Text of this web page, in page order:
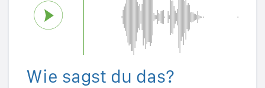
Wie sagst du das?